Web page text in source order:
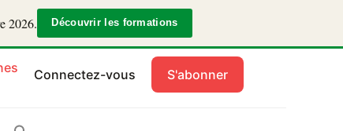
2026. Découvrir les formations
Connectez-vous S'abonner